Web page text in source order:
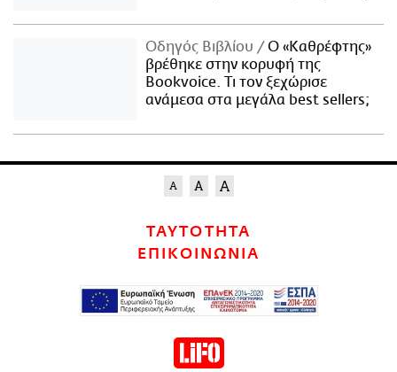
Οδηγός Βιβλίου
Ο «Καθρέφτης»
βρέθηκε στην κορυφή της
Bookvoice. Τι τον ξεχώρισε
ανάμεσα στα μεγάλα best sellers;
ΤΑΥΤΟΤΗΤΑ
ΕΠΙΚΟΙΝΩΝΙΑ